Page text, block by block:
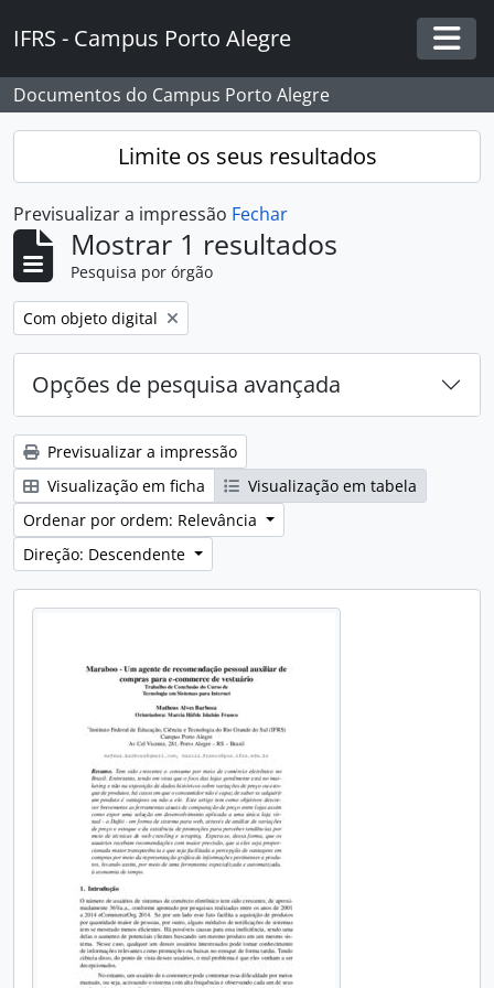
IFRS - Campus Porto Alegre
Documentos do Campus Porto Alegre
Limite os seus resultados
Previsualizar a impressão Fechar
Mostrar 1 resultados
Pesquisa por órgão
Remover filtro:
Com objeto digital
Opções de pesquisa avançada
Previsualizar a impressão
Visualização em ficha
Visualização em tabela
Ordenar por ordem: Relevância
Direção: Descendente